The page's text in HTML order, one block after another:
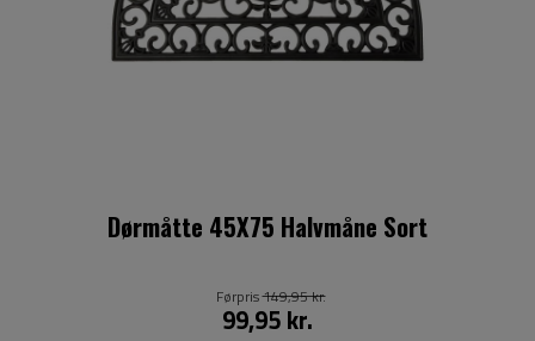
Dørmåtte 45X75 Halvmåne Sort
99,95 kr.
Førpris149,95 kr.